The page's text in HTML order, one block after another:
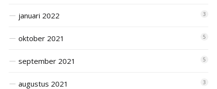
januari 2022 3
oktober 2021 5
september 2021 5
augustus 2021 3